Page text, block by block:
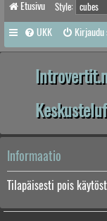
Etusivu Style:
UKK Kirjaudu
Informaatio
Tilapäisesti pois